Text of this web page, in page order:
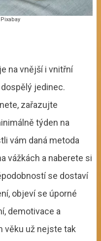
na vnější i vnitřní
jedinec.
zařazujte
týden na
vám daná metoda
vážkách a naberete si
se dostaví
objeví se úporné
demotivace a
věku už nejste tak